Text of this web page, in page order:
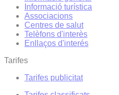
Informació turística
Associacions
Centres de salut
Telèfons d'interès
Enllaços d'interés
Tarifes
Tarifes publicitat